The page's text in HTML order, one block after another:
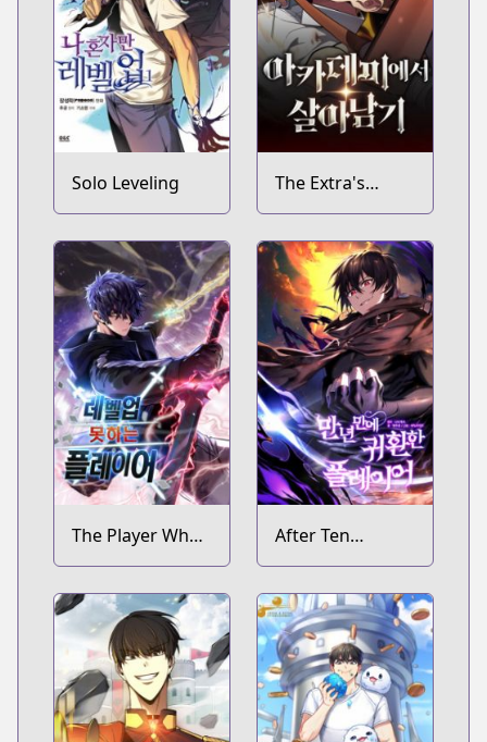
Solo Leveling
The Extra's
Academy
Survival Guide
The Player Who
Can't Level Up
After Ten
Millennia in Hell